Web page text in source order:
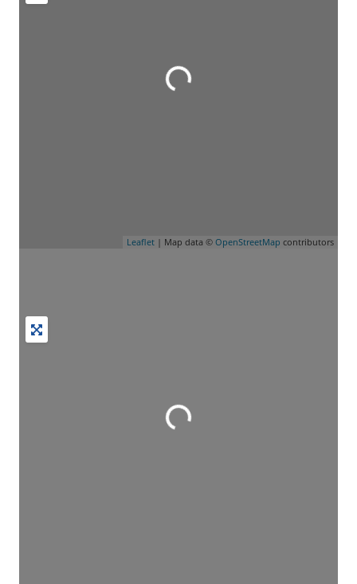
Leaflet | Map data © OpenStreetMap contributors
Wird geladen …